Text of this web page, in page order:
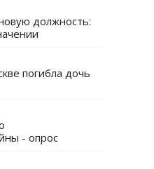
должность:
погибла дочь
- опрос